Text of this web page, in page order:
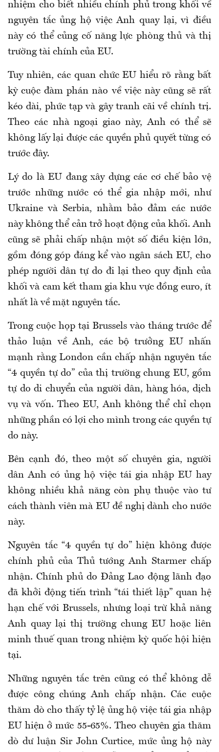
nhiệm cho biết nhiều chính phủ trong khối về
nguyên tắc ủng hộ việc Anh quay lại, vì điều
này có thể củng cố năng lực phòng thủ và thị
trường tài chính của EU.
Tuy nhiên, các quan chức EU hiểu rõ rằng bất
kỳ cuộc đàm phán nào về việc này cũng sẽ rất
kéo dài, phức tạp và gây tranh cãi về chính trị.
Theo các nhà ngoại giao này, Anh có thể sẽ
không lấy lại được các quyền phủ quyết từng có
trước đây.
Lý do là EU đang xây dựng các cơ chế bảo vệ
trước những nước có thể gia nhập mới, như
Ukraine và Serbia, nhằm bảo đảm các nước
này không thể cản trở hoạt động của khối. Anh
cũng sẽ phải chấp nhận một số điều kiện lớn,
gồm đóng góp đáng kể vào ngân sách EU, cho
phép người dân tự do đi lại theo quy định của
khối và cam kết tham gia khu vực đồng euro, ít
nhất là về mặt nguyên tắc.
Trong cuộc họp tại Brussels vào tháng trước để
thảo luận về Anh, các bộ trưởng EU nhấn
mạnh rằng London cần chấp nhận nguyên tắc
“4 quyền tự do” của thị trường chung EU, gồm
tự do di chuyển của người dân, hàng hóa, dịch
vụ và vốn. Theo EU, Anh không thể chỉ chọn
những phần có lợi cho mình trong các quyền tự
do này.
Bên cạnh đó, theo một số chuyên gia, người
dân Anh có ủng hộ việc tái gia nhập EU hay
không nhiều khả năng còn phụ thuộc vào tư
cách thành viên mà EU đề nghị dành cho nước
này.
Nguyên tắc “4 quyền tự do” hiện không được
chính phủ của Thủ tướng Anh Starmer chấp
nhận. Chính phủ do Đảng Lao động lãnh đạo
đã khởi động tiến trình “tái thiết lập” quan hệ
hạn chế với Brussels, nhưng loại trừ khả năng
Anh quay lại thị trường chung EU hoặc liên
minh thuế quan trong nhiệm kỳ quốc hội hiện
tại.
Những nguyên tắc trên cũng có thể không dễ
được công chúng Anh chấp nhận. Các cuộc
thăm dò cho thấy tỷ lệ ủng hộ việc tái gia nhập
EU hiện ở mức 55-65%. Theo chuyên gia thăm
dò dư luận Sir John Curtice, mức ủng hộ này